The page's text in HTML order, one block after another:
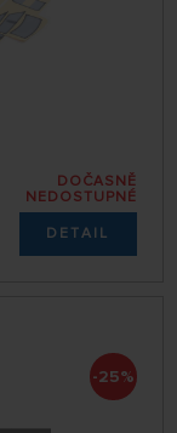
DOČASNĚ
NEDOSTUPNÉ
DETAIL
-25%